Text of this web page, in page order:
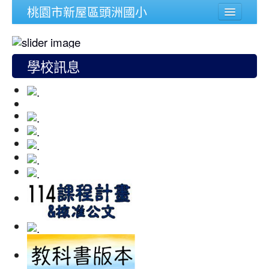
桃園市新屋區頭洲國小
學校簡介
行政組織
頭洲文件
人事宣導專區
校內功能
登入
學校訊息